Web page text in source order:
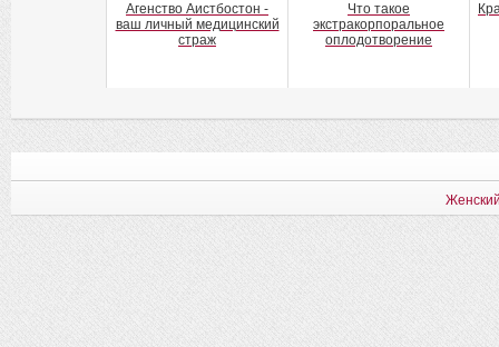
Агенство Аистбостон -
ваш личный медицинский
страж
Что такое
экстракорпоральное
оплодотворение